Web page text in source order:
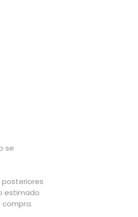
se
posteriores
estimado
compra.